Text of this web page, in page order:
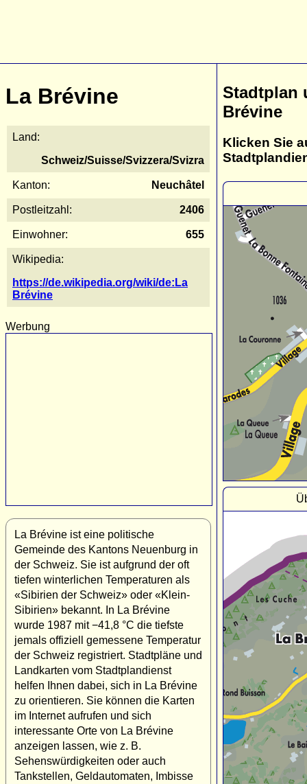
La Brévine
Land:
Schweiz/Suisse/Svizzera/Svizra
Kanton: Neuchâtel
Postleitzahl: 2406
Einwohner: 655
Wikipedia:
https://de.wikipedia.org/wiki/de:La
Brévine
Werbung
La Brévine ist eine politische
Gemeinde des Kantons Neuenburg in
der Schweiz. Sie ist aufgrund der oft
tiefen winterlichen Temperaturen als
«Sibirien der Schweiz» oder «Klein-
Sibirien» bekannt. In La Brévine
wurde 1987 mit −41,8 °C die tiefste
jemals offiziell gemessene Temperatur
der Schweiz registriert. Stadtpläne und
Landkarten vom Stadtplandienst
helfen Ihnen dabei, sich in La Brévine
zu orientieren. Sie können die Karten
im Internet aufrufen und sich
interessante Orte von La Brévine
anzeigen lassen, wie z. B.
Sehenswürdigkeiten oder auch
Tankstellen, Geldautomaten, Imbisse
Stadtplan
Brévine
Klicken Sie